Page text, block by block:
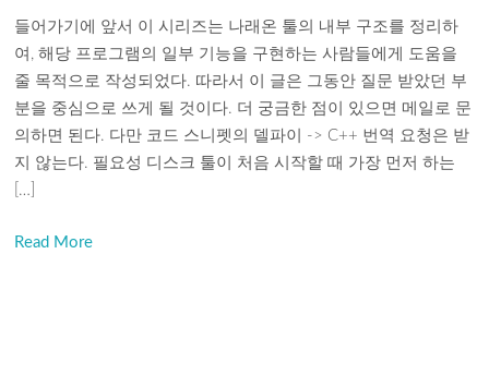
들어가기에 앞서 이 시리즈는 나래온 툴의 내부 구조를 정리하
여, 해당 프로그램의 일부 기능을 구현하는 사람들에게 도움을
줄 목적으로 작성되었다. 따라서 이 글은 그동안 질문 받았던 부
분을 중심으로 쓰게 될 것이다. 더 궁금한 점이 있으면 메일로 문
의하면 된다. 다만 코드 스니펫의 델파이 -> C++ 번역 요청은 받
지 않는다. 필요성 디스크 툴이 처음 시작할 때 가장 먼저 하는
[…]
Read More